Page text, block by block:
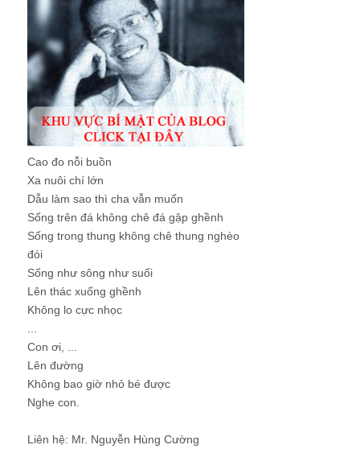
Cao đo nỗi buồn
Xa nuôi chí lớn
Dẫu làm sao thì cha vẫn muốn
Sống trên đá không chê đá gập ghềnh
Sống trong thung không chê thung nghèo
đói
Sống như sông như suối
Lên thác xuống ghềnh
Không lo cực nhọc
Con ơi, ...
Lên đường
Không bao giờ nhỏ bé được
Nghe con.
Liên hệ: Mr. Nguyễn Hùng Cường